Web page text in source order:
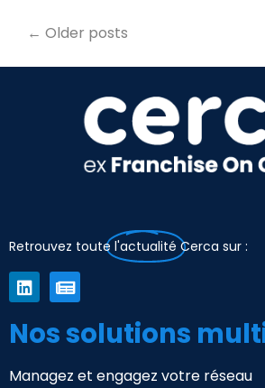
← Older posts
Retrouvez toute l'actualité Cerca sur :
Nos solutions
Managez et engagez votre réseau